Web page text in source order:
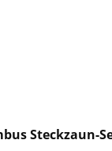
Steckzaun-